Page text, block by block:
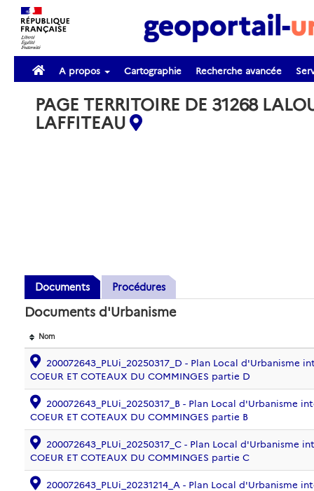
A propos Cartographie Recherche avancée
PAGE TERRITOIRE DE 31268
LAFFITEAU
Documents Procédures
Documents d'Urbanisme
Nom
200072643_PLUi_20250317_D - Plan Local d'Urbanisme
COEUR ET COTEAUX DU COMMINGES partie D
200072643_PLUi_20250317_B - Plan Local d'Urbanisme
COEUR ET COTEAUX DU COMMINGES partie B
200072643_PLUi_20250317_C - Plan Local d'Urbanisme
COEUR ET COTEAUX DU COMMINGES partie C
200072643_PLUi_20231214_A - Plan Local d'Urbanisme